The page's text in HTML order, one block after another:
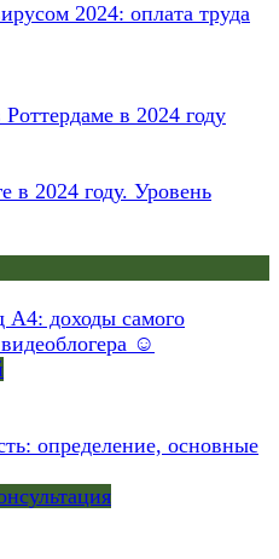
2024: оплата труда
в 2024 году
в 2024 году. Уровень
А4: доходы самого
☺
определение, основные